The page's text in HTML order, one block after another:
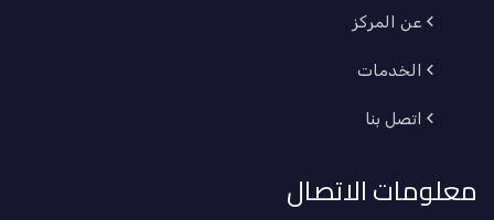
عن المركز
الخدمات
اتصل بنا
معلومات الاتصال